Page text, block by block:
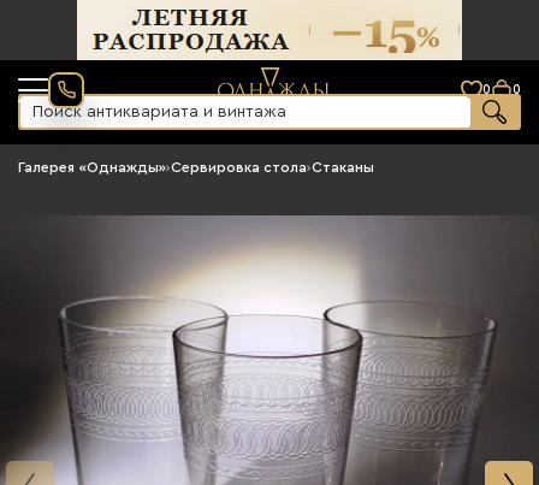
0 0
Галерея «Однажды»›Сервировка стола›Стаканы